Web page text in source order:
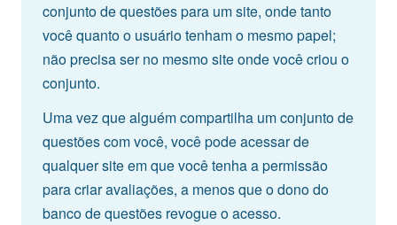
conjunto de questões para um site, onde tanto
você quanto o usuário tenham o mesmo papel;
não precisa ser no mesmo site onde você criou o
conjunto.
Uma vez que alguém compartilha um conjunto de
questões com você, você pode acessar de
qualquer site em que você tenha a permissão
para criar avaliações, a menos que o dono do
banco de questões revogue o acesso.